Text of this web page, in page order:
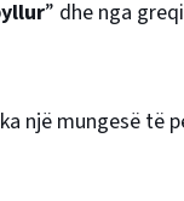
” dhe nga
një mungesë të